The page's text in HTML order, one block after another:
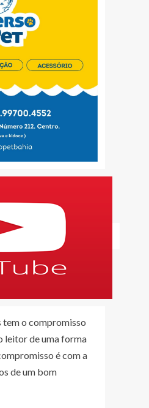
o compromisso
leitor de uma forma
é com a
de um bom